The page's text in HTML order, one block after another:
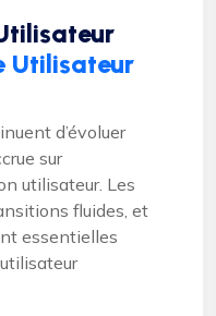
Utilisateur
d’évoluer
sur
utilisateur. Les
fluides, et
essentielles